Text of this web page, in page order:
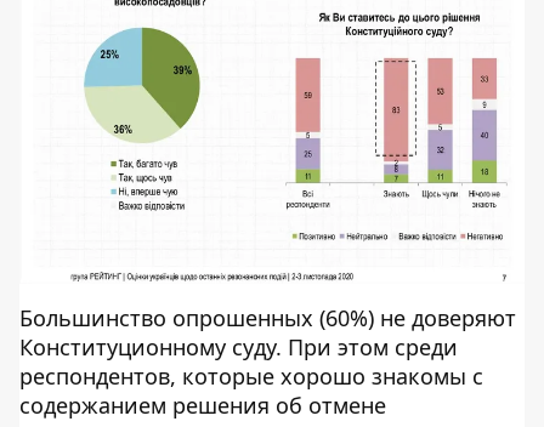
Большинство опрошенных (60%) не доверяют
Конституционному суду. При этом среди
респондентов, которые хорошо знакомы с
содержанием решения об отмене